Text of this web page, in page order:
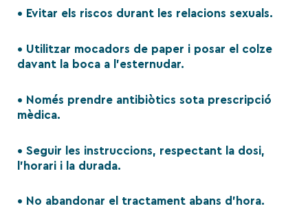
• Evitar els riscos durant les relacions sexuals.
• Utilitzar mocadors de paper i posar el colze
davant la boca a l’esternudar.
• Només prendre antibiòtics sota prescripció
mèdica.
• Seguir les instruccions, respectant la dosi,
l’horari i la durada.
• No abandonar el tractament abans d’hora.